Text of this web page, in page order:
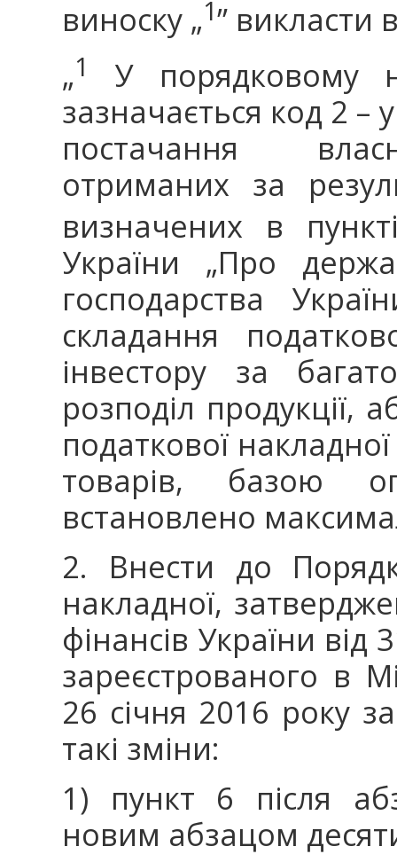
виноску „1” викласти
„1
У порядковому
зазначається код 2 –
постачання
отриманих за
визначених в
України „Про
господарства
складання
інвестору за
розподіл продукції,
податкової
товарів, базою
встановлено
2. Внести до
накладної,
фінансів України
зареєстрованого в
26 січня 2016 року
такі зміни:
1) пункт 6 після
новим абзацом